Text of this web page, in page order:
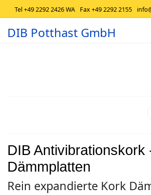
Tel +49 2292 2426 WA Fax +49 2292 2155
DIB Potthast GmbH
DIB Antivibrationskork
Dämmplatten
Rein expandierte Kork